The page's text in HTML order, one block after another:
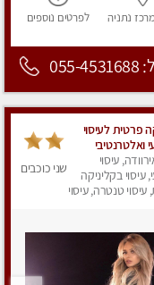
נתניה לפרטים נוספים
פרטית לעיסוי
ואלטרנטיבי
ברמה גבוהה VIP
תתקשר ..... highly
עיסוי
עיסוי בקליניקה
עיסוי טנטרה, עיסוי
שני כוכבים